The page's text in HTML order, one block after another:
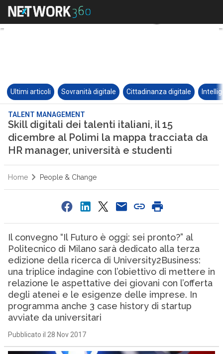
Ultimi articoli Sovranità digitale Cittadinanza digitale
TALENT MANAGEMENT
Skill digitali dei talenti italiani, il 15
dicembre al Polimi la mappa tracciata da
HR manager, università e studenti
Home People & Change
Il convegno “Il Futuro è oggi: sei pronto?” al
Politecnico di Milano sarà dedicato alla terza
edizione della ricerca di University2Business:
una triplice indagine con l’obiettivo di mettere in
relazione le aspettative dei giovani con l’offerta
degli atenei e le esigenze delle imprese. In
programma anche 3 case history di startup
avviate da universitari
Pubblicato il 28 Nov 2017